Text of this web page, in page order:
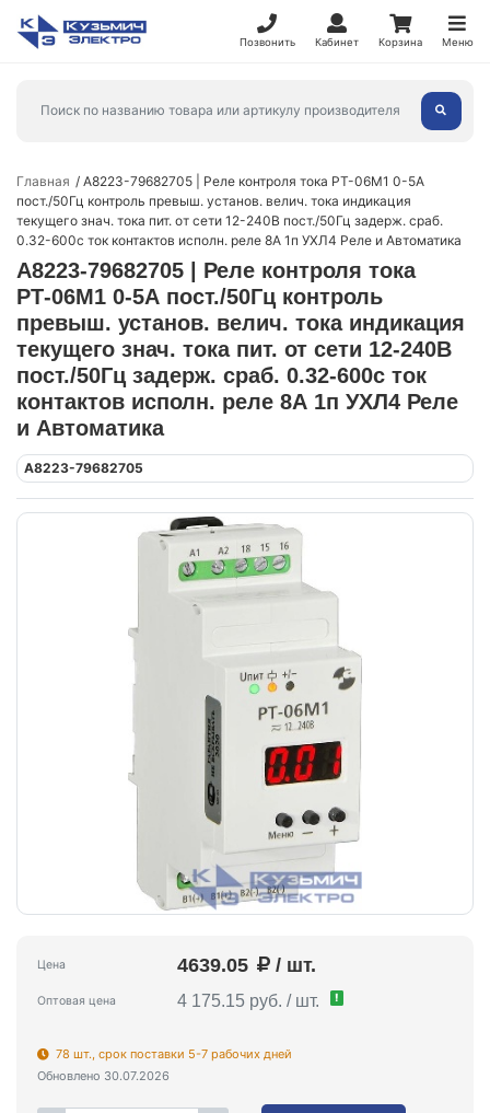
Позвонить Кабинет Корзина Меню
Главная
A8223-79682705 | Реле контроля тока РТ-06М1 0-5А
пост./50Гц контроль превыш. установ. велич. тока индикация
текущего знач. тока пит. от сети 12-240В пост./50Гц задерж. сраб.
0.32-600с ток контактов исполн. реле 8А 1п УХЛ4 Реле и Автоматика
A8223-79682705 | Реле контроля тока
РТ-06М1 0-5А пост./50Гц контроль
превыш. установ. велич. тока индикация
текущего знач. тока пит. от сети 12-240В
пост./50Гц задерж. сраб. 0.32-600с ток
контактов исполн. реле 8А 1п УХЛ4 Реле
и Автоматика
A8223-79682705
Цена 4639.05 / шт.
Оптовая цена 4 175.15 руб. / шт. !
78 шт., срок поставки 5-7 рабочих дней
Обновлено 30.07.2026